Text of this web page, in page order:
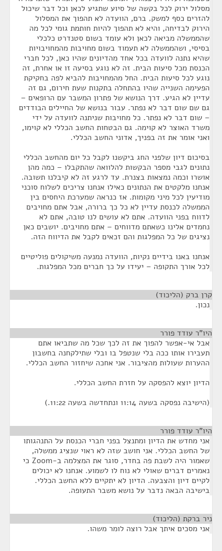
מסלול ירוק לכל בקשה של סיוע שתגיע לכאן וכל דבר שיכול
להזרים כסף למשק. ברם, הוועדה לא תהפוך את המסלול
הירוק לבדיחה, והיא לא תהפוך להיות חותמת גומי לכל מה
שהממשלה מביאה לכאן ולא עומד בשום סטנדרט כלכלי
בסיסי, ושהממשלה לא תעמוד בשום מחויבות מהמחויבויות
שהיא נתנה לוועדה בכל אחד מהדיונים שהיו כאן, לכל חברי
הכנסת מכל סיעות הבית. זה לא נוגע בסיעה זו או אחרת, זה
נוגע לכל סיעות הבית. החל מהמחויבות להביא לפה בחקיקת
הפעימה השנייה שהיו בהתחלה בתקנות שעת חירום, גם זה
עדיין לא הגיע. דרך הנושא של פתרון המשבר עם הרופאים –
גם שם שום דבר לא נפתר. עבור בנושא של החיילים הבודדים
– שום דבר לא נפתר. כל מחויבות שניתנה לוועדה על ידי
משרד האוצר לא קוימה. גם הבטחות החשב הכללי לא קוימו,
ואני אומר את זה בפניך, אדוני החשב הכללי.
בסיכום דיון שלפני החג ביקשנו לקבל כל יום מהחשב הכללי
נתונים לגבי מספר הבקשות להלוואה שהתקבלו – כמה מהן
אושרו וכמה נמצאות בצנרת. עד לרגע זה לא קיבלנו תשובה.
אנחנו מלקטים את הנתונים כאילו אנחנו צריכים לשלוח סוכני
מודיעין לכל מיני מקומות. אז כנראה שמערכת היחסים בין
הממשלה לכנסת עדיין לא כל כך ברורה, אבל אתם מחויבים
לדווח בפני הוועדה. אתם לא עושים לנו טובה, אתם לא
נחמדים אלינו כשאתם מדווחים – אתם מחויבים. יושבים כאן
נציגים של כל המפלגות והם זכאים לקבל את הדיווח הזה.
אנחנו באנו בידיים נקיות, הוועדה נמנעה משיקולים פוליטיים
לכל אורך התקופה – יעידו על כך חברים מכל המפלגות.
קרן ברק (הליכוד)
נכון.
היו"ר עודד פורר
אבל אי-אפשר להפוך את זה לכך שכל מה שתביאו אתם
תעבירו אותו ככה בלי שנטפל בו ובלי שתילקחנה בחשבון
ההערות שעולות מהציבור. אני אחכה שיחזור החשב הכללי.
הדיון יוצא להפסקה על חזרת החשב הכללי.
(הישיבה נפסקה בשעה 11:14 ונתחדשה בשעה 11:22.)
היו"ר עודד פורר
אני מחדש את הדיון ומתנצל בפני חברי הכנסת על התנהגותו
של החשב הכללי. אני חושב שזה לא ראוי שנציג ממשלה,
שאמור היה לשבת פה בחדר, סוגר את המצלמה ב-Zoom כי
נאמרים דברים שאולי לא נוח לו לשמוע. אנחנו לא יכולים
לקיים דיון והצבעה. הדיון לא יתקיים ללא החשב הכללי.
בישיבה הבאה נדבר על נושא משבר התעופה.
ניר ברקת (הליכוד)
אני מסכים איתך אבל רוצה לומר משהו.